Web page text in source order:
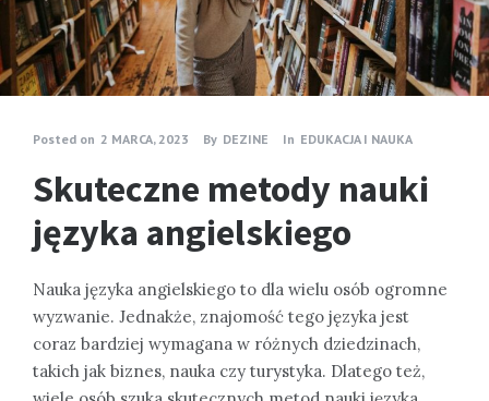
Posted on 2 MARCA, 2023 By DEZINE In EDUKACJA I NAUKA
Skuteczne metody nauki
języka angielskiego
Nauka języka angielskiego to dla wielu osób ogromne
wyzwanie. Jednakże, znajomość tego języka jest
coraz bardziej wymagana w różnych dziedzinach,
takich jak biznes, nauka czy turystyka. Dlatego też,